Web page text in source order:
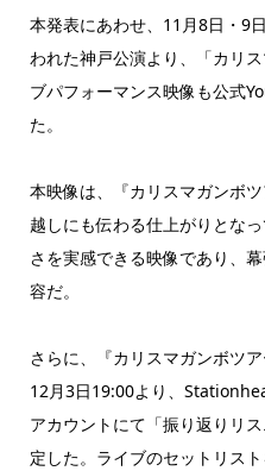
本発表にあわせ、11月8日・9
われた神戸公演より、「カリ
ブパフォーマンス映像も公式
た。
本映像は、『カリスマガンボ
越しにも伝わる仕上がりとな
さを実感できる映像であり、
容だ。
さらに、『カリスマガンボツ
12月3日19:00より、
アカウントにて「振り返りリ
定した。ライブのセットリス